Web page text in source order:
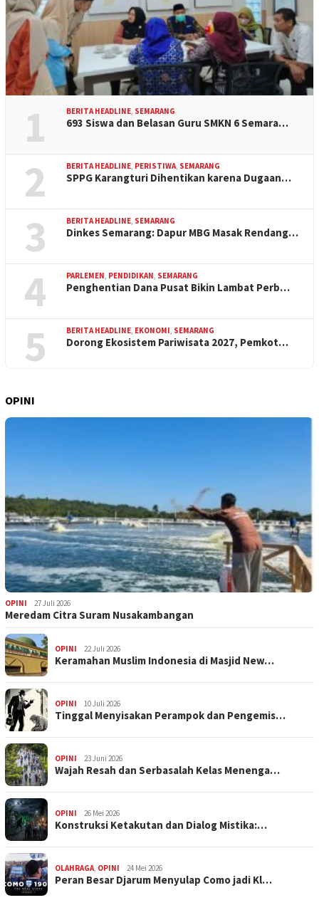
1 BERITA HEADLINE, SEMARANG
693 Siswa dan Belasan Guru SMKN 6 Semara…
2 BERITA HEADLINE, PERISTIWA, SEMARANG
SPPG Karangturi Dihentikan karena Dugaan…
3 BERITA HEADLINE, SEMARANG
Dinkes Semarang: Dapur MBG Masak Rendang…
4 PARLEMEN, PENDIDIKAN, SEMARANG
Penghentian Dana Pusat Bikin Lambat Perb…
5 BERITA HEADLINE, EKONOMI, SEMARANG
Dorong Ekosistem Pariwisata 2027, Pemkot…
OPINI
OPINI 27 Juli 2026
Meredam Citra Suram Nusakambangan
OPINI 22 Juli 2026
Keramahan Muslim Indonesia di Masjid New…
OPINI 10 Juli 2026
Tinggal Menyisakan Perampok dan Pengemis…
OPINI 23 Juni 2026
Wajah Resah dan Serbasalah Kelas Menenga…
OPINI 26 Mei 2026
Konstruksi Ketakutan dan Dialog Mistika:…
OLAHRAGA, OPINI 24 Mei 2026
Peran Besar Djarum Menyulap Como jadi Kl…